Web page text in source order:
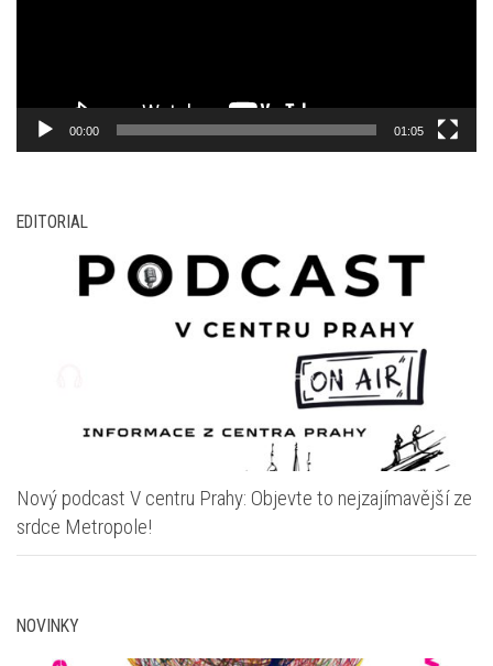
00:00 01:05
EDITORIAL
Nový podcast V centru Prahy: Objevte to nejzajímavější ze
srdce Metropole!
NOVINKY